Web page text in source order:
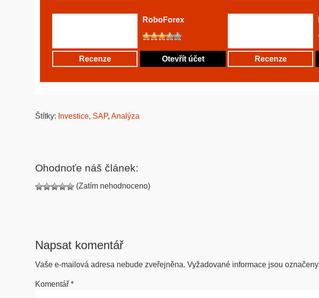
RoboForex
Recenze Otevřít účet Recenze
Štítky: Investice, SAP, Analýza
Ohodnoťe náš článek:
(Zatím nehodnoceno)
Napsat komentář
Vaše e-mailová adresa nebude zveřejněna. Vyžadované informace jsou označeny
Komentář *